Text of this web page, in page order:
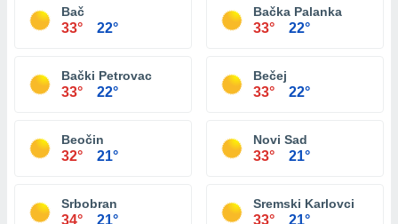
Bač
33° 22°
Bačka Palanka
33° 22°
Bački Petrovac
33° 22°
Bečej
33° 22°
Beočin
32° 21°
Novi Sad
33° 21°
Srbobran
34° 21°
Sremski Karlovci
33° 21°